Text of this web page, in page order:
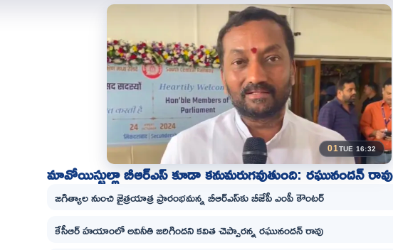
01TUE 16:32
మావోయిస్టుల్లా బీఆర్ఎస్ కూడా కనుమరుగవుతుంది: రఘునందన్ రావు
జగిత్యాల నుంచి జైత్రయాత్ర ప్రారంభమన్న బీఆర్ఎస్‌కు బీజేపీ ఎంపీ కౌంటర్
కేసీఆర్ హయాంలో అవినీతి జరిగిందని కవిత చెప్పారన్న రఘునందన్ రావు